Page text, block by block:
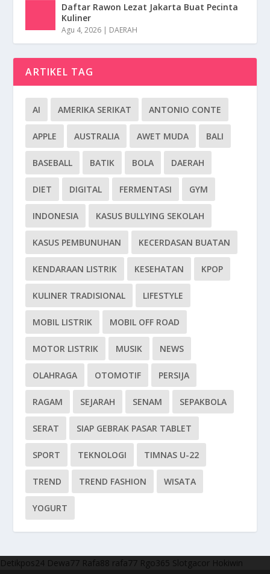
Daftar Rawon Lezat Jakarta Buat Pecinta
Kuliner
Agu 4, 2026 | DAERAH
ARTIKEL TAG
AI AMERIKA SERIKAT ANTONIO CONTE
APPLE AUSTRALIA AWET MUDA BALI
BASEBALL BATIK BOLA DAERAH
DIET DIGITAL FERMENTASI GYM
INDONESIA KASUS BULLYING SEKOLAH
KASUS PEMBUNUHAN KECERDASAN BUATAN
KENDARAAN LISTRIK KESEHATAN KPOP
KULINER TRADISIONAL LIFESTYLE
MOBIL LISTRIK MOBIL OFF ROAD
MOTOR LISTRIK MUSIK NEWS
OLAHRAGA OTOMOTIF PERSIJA
RAGAM SEJARAH SENAM SEPAKBOLA
SERAT SIAP GEBRAK PASAR TABLET
SPORT TEKNOLOGI TIMNAS U-22
TREND TREND FASHION WISATA
YOGURT
Detikpos24 Dewa77 Rafa88 rafa77 Rgo365 Slotgacor Hokiwin